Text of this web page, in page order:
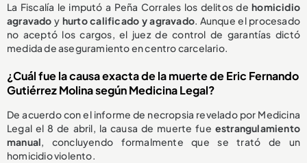
La Fiscalía le imputó a Peña Corrales los delitos dehomicidio
agravado y hurto calificado y agravado. Aunque el procesado
no aceptó los cargos, el juez de control de garantías dictó
medida de aseguramiento en centro carcelario.
¿Cuál fue la causa exacta de la muerte de Eric Fernando
Gutiérrez Molina según Medicina Legal?
De acuerdo con el informe de necropsia revelado por Medicina
Legal el 8 de abril, la causa de muerte fue estrangulamiento
manual, concluyendo formalmente que se trató de un
homicidio violento.